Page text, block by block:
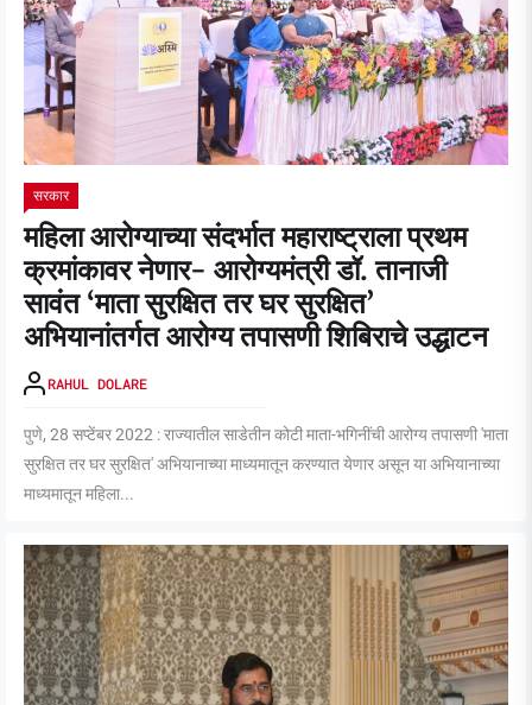
सरकार
महिला आरोग्याच्या संदर्भात महाराष्ट्राला प्रथम
क्रमांकावर नेणार- आरोग्यमंत्री डॉ. तानाजी
सावंत ‘माता सुरक्षित तर घर सुरक्षित’
अभियानांतर्गत आरोग्य तपासणी शिबिराचे उद्धाटन
RAHUL DOLARE
पुणे, 28 सप्टेंबर 2022 : राज्यातील साडेतीन कोटी माता-भगिनींची आरोग्य तपासणी 'माता
सुरक्षित तर घर सुरक्षित' अभियानाच्या माध्यमातून करण्यात येणार असून या अभियानाच्या
माध्यमातून महिला...